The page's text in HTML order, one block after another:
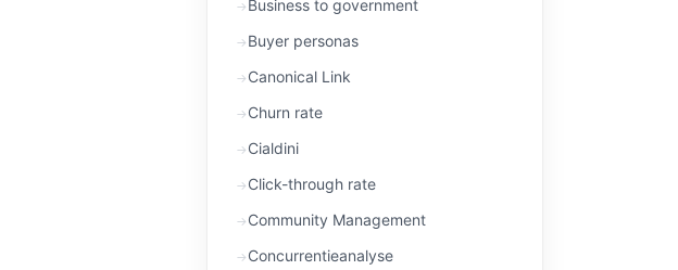
Business to government
Buyer personas
Canonical Link
Churn rate
Cialdini
Click-through rate
Community Management
Concurrentieanalyse